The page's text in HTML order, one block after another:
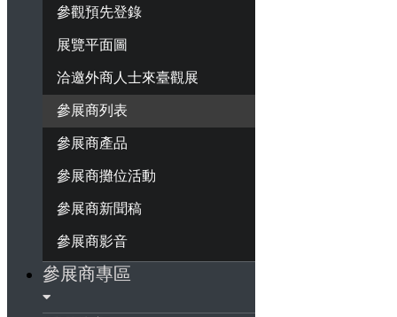
參觀預先登錄
展覽平面圖
洽邀外商人士來臺觀展
參展商列表
參展商產品
參展商攤位活動
參展商新聞稿
參展商影音
參展商專區